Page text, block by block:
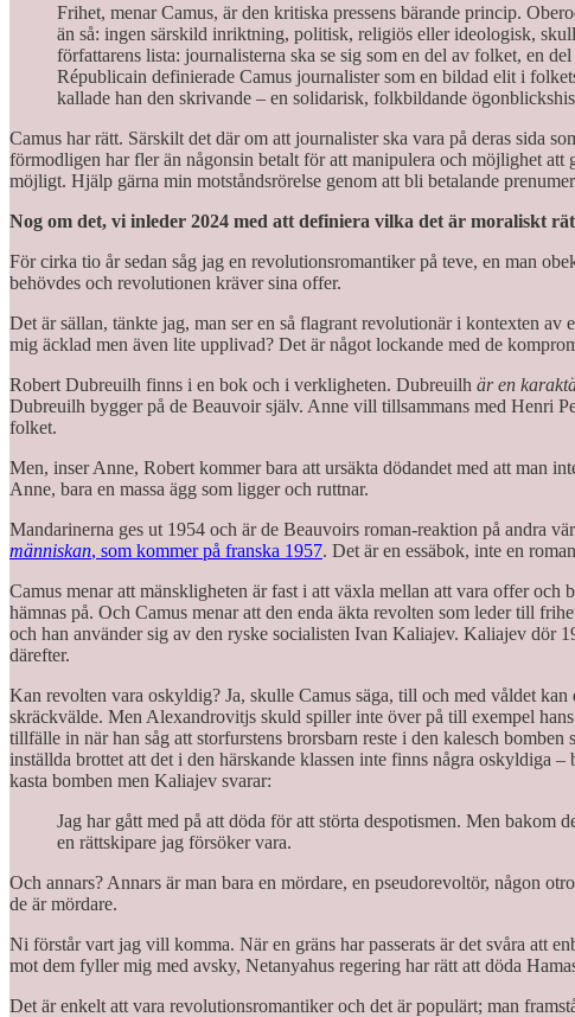
Frihet, menar Camus, är den kritiska pressens bärande princip.
än så: ingen särskild inriktning, politisk, religiös eller ideologisk,
författarens lista: journalisterna ska se sig som en del av folket, en
Républicain definierade Camus journalister som en bildad elit i
kallade han den skrivande – en solidarisk, folkbildande
Camus har rätt. Särskilt det där om att journalister ska vara på deras sida
förmodligen har fler än någonsin betalt för att manipulera och möjlighet
möjligt. Hjälp gärna min motståndsrörelse genom att bli betalande
Nog om det, vi inleder 2024 med att definiera vilka det är moraliskt
För cirka tio år sedan såg jag en revolutionsromantiker på teve, en man
behövdes och revolutionen kräver sina offer.
Det är sällan, tänkte jag, man ser en så flagrant revolutionär i kontexten
mig äcklad men även lite upplivad? Det är något lockande med de
Robert Dubreuilh finns i en bok och i verkligheten. Dubreuilh är en
Dubreuilh bygger på de Beauvoir själv. Anne vill tillsammans med Henri
folket.
Men, inser Anne, Robert kommer bara att ursäkta dödandet med att man
Anne, bara en massa ägg som ligger och ruttnar.
Mandarinerna ges ut 1954 och är de Beauvoirs roman-reaktion på andra
människan, som kommer på franska 1957. Det är en essäbok, inte en
Camus menar att mänskligheten är fast i att växla mellan att vara offer
hämnas på. Och Camus menar att den enda äkta revolten som leder till
och han använder sig av den ryske socialisten Ivan Kaliajev. Kaliajev dör
därefter.
Kan revolten vara oskyldig? Ja, skulle Camus säga, till och med våldet
skräckvälde. Men Alexandrovitjs skuld spiller inte över på till exempel
tillfälle in när han såg att storfurstens brorsbarn reste i den kalesch
inställda brottet att det i den härskande klassen inte finns några oskyldiga
kasta bomben men Kaliajev svarar:
Jag har gått med på att döda för att störta despotismen. Men bakom
en rättskipare jag försöker vara.
Och annars? Annars är man bara en mördare, en pseudorevoltör, någon
de är mördare.
Ni förstår vart jag vill komma. När en gräns har passerats är det svåra att
mot dem fyller mig med avsky, Netanyahus regering har rätt att döda
Det är enkelt att vara revolutionsromantiker och det är populärt; man